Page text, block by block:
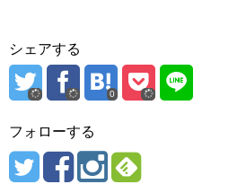
シェアする
0
フォローする